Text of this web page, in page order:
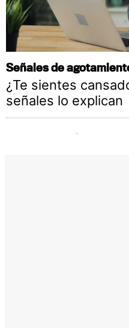
Señales de
¿Te sientes
señales lo explican